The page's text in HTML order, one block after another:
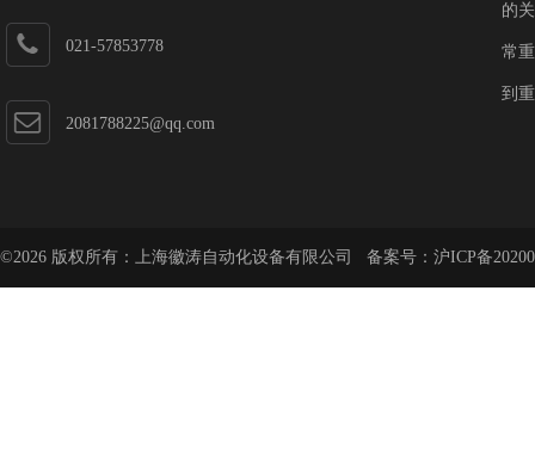
021-57853778
2081788225@qq.com
的
常
到
©2026 版权所有：上海徽涛自动化设备有限公司 备案号： 沪ICP备